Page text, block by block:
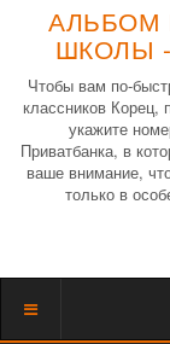
АЛЬБОМ
ШКОЛЫ
Чтобы вам по-
классников
укажите
Приватбанка, в
ваше внимание,
только в
Показать